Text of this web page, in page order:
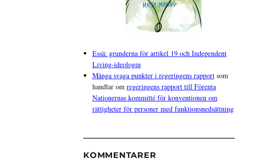
Essä: grunderna för artikel 19 och Independent
Living-ideologin
Många svaga punkter i regeringens rapportsom
handlar om regeringens rapport till Förenta
Nationernas kommitté för konventionen om
rättigheter för personer med funktionsnedsättning
KOMMENTARER